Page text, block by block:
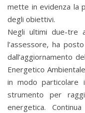
mette in evidenza la
degli obiettivi.
Negli ultimi due-tre
l’assessore, ha
dall’aggiornamento
Energetico
in modo
strumento per
energetica.